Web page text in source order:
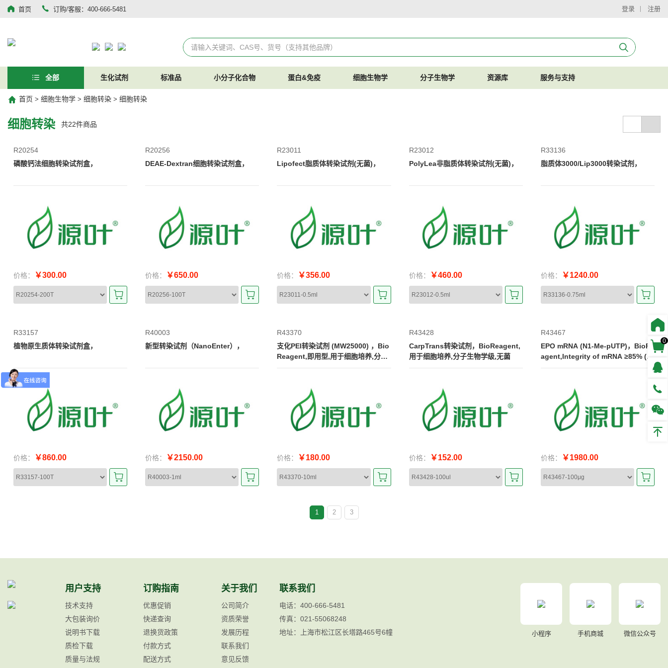
首页 订购/客服：400-666-5481 登录 注册
全部 生化试剂 标准品 小分子化合物 蛋白&免疫 细胞生物学 分子生物学 资源库 服务与支持
首页 > 细胞生物学 > 细胞转染 > 细胞转染
细胞转染 共22件商品
R20254
磷酸钙法细胞转染试剂盒，
价格： ￥300.00
R20256
DEAE-Dextran细胞转染试剂盒，
价格： ￥650.00
R23011
Lipofect脂质体转染试剂(无菌)，
价格： ￥356.00
R23012
PolyLea非脂质体转染试剂(无菌)，
价格： ￥460.00
R33136
脂质体3000/Lip3000转染试剂，
价格： ￥1240.00
R33157
植物原生质体转染试剂盒，
价格： ￥860.00
R40003
新型转染试剂（NanoEnter），
价格： ￥2150.00
R43370
支化PEI转染试剂 (MW25000) ，Bio
Reagent,即用型,用于细胞培养,分子
生物学级,无菌
价格： ￥180.00
R43428
CarpTrans转染试剂，BioReagent,
用于细胞培养,分子生物学级,无菌
价格： ￥152.00
R43467
EPO mRNA (N1-Me-pUTP)，BioRe
agent,Integrity of mRNA ≥85% (C
E)；1.0 mg/mL
价格： ￥1980.00
1 2 3
用户支持
技术支持
大包装询价
说明书下载
质检下载
质量与法规
订购指南
优惠促销
快递查询
退换货政策
付款方式
配送方式
关于我们
公司简介
资质荣誉
发展历程
联系我们
意见反馈
联系我们
电话：400-666-5481
传真：021-55068248
地址：上海市松江区长塔路465号6幢
小程序 手机商城 微信公众号
0